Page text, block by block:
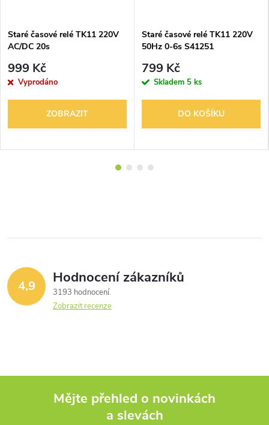
Staré časové relé TK11 220V
AC/DC 20s
999 Kč
Vyprodáno
ZOBRAZIT
Staré časové relé TK11 220V
50Hz 0-6s S41251
799 Kč
Skladem 5 ks
DO KOŠÍKU
4,9 Hodnocení zákazníků
3193 hodnocení
Zobrazit recenze
Mějte přehled o novinkách
a slevách